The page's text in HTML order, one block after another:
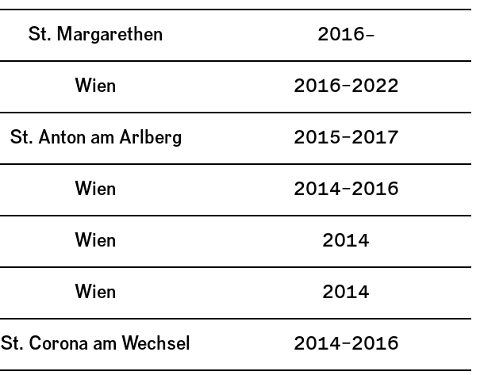
St. Margarethen 2016–
Wien 2016–2022
St. Anton am Arlberg 2015–2017
Wien 2014–2016
Wien 2014
Wien 2014
St. Corona am Wechsel 2014–2016